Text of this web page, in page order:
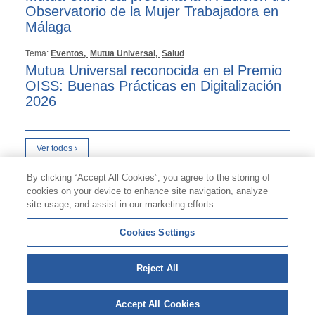
Observatorio de la Mujer Trabajadora en
Málaga
Tema: Eventos, Mutua Universal, Salud
Mutua Universal reconocida en el Premio
OISS: Buenas Prácticas en Digitalización
2026
Ver todos
Kontaktua | kontratatzailearenProfila|Erreklamazioak
Lerro Unibertsala 900 203 203|Toki Pribatua Prestazio
berezien Batzordea|Toki Pribatu Hornitzailea Sanitarioa
© 2026ko Universal Mutua| Gunearen mapa
abisua | Datu-babesaren Politika| cookieen Politika
Jarraitu bertan:
By clicking “Accept All Cookies”, you agree to the storing of
cookies on your device to enhance site navigation, analyze
site usage, and assist in our marketing efforts.
Cookies Settings
Reject All
Accept All Cookies